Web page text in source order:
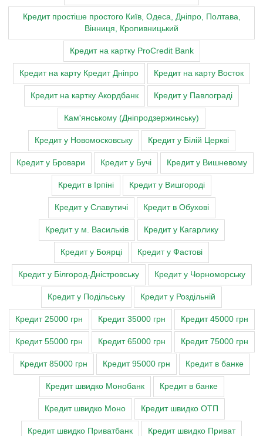
Кредит простіше простого Київ, Одеса, Дніпро, Полтава,
Вінниця, Кропивницький
Кредит на картку ProCredit Bank
Кредит на карту Кредит Дніпро Кредит на карту Восток
Кредит на картку Акордбанк Кредит у Павлограді
Кам'янському (Дніпродзержинську)
Кредит у Новомосковську Кредит у Білій Церкві
Кредит у Бровари Кредит у Бучі Кредит у Вишневому
Кредит в Ірпіні Кредит у Вишгороді
Кредит у Славутичі Кредит в Обухові
Кредит у м. Васильків Кредит у Кагарлику
Кредит у Боярці Кредит у Фастові
Кредит у Білгород-Дністровську Кредит у Чорноморську
Кредит у Подільську Кредит у Роздільній
Кредит 25000 грн Кредит 35000 грн Кредит 45000 грн
Кредит 55000 грн Кредит 65000 грн Кредит 75000 грн
Кредит 85000 грн Кредит 95000 грн Кредит в банке
Кредит швидко Монобанк Кредит в банке
Кредит швидко Моно Кредит швидко ОТП
Кредит швидко Приватбанк Кредит швидко Приват